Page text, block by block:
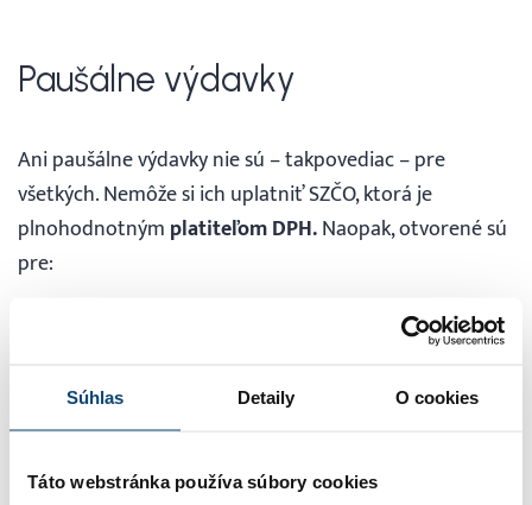
Súhlas Detaily O cookies
Táto webstránka používa súbory cookies
Paušálne výdavky
Ani paušálne výdavky nie sú – takpovediac – pre
všetkých. Nemôže si ich uplatniť SZČO, ktorá je
plnohodnotným platiteľom DPH.Naopak, otvorené sú
pre:
daného roka
napr. v zmysle § 7 či § 7a zákona o DPH